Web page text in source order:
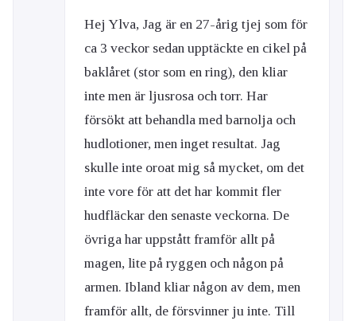
Hej Ylva, Jag är en 27-årig tjej som för
ca 3 veckor sedan upptäckte en cikel på
baklåret (stor som en ring), den kliar
inte men är ljusrosa och torr. Har
försökt att behandla med barnolja och
hudlotioner, men inget resultat. Jag
skulle inte oroat mig så mycket, om det
inte vore för att det har kommit fler
hudfläckar den senaste veckorna. De
övriga har uppstått framför allt på
magen, lite på ryggen och någon på
armen. Ibland kliar någon av dem, men
framför allt, de försvinner ju inte. Till